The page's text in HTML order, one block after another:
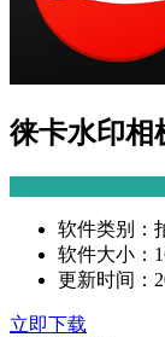
徕卡水印相
软件类别：
软件大小：
更新时间：
立即下载